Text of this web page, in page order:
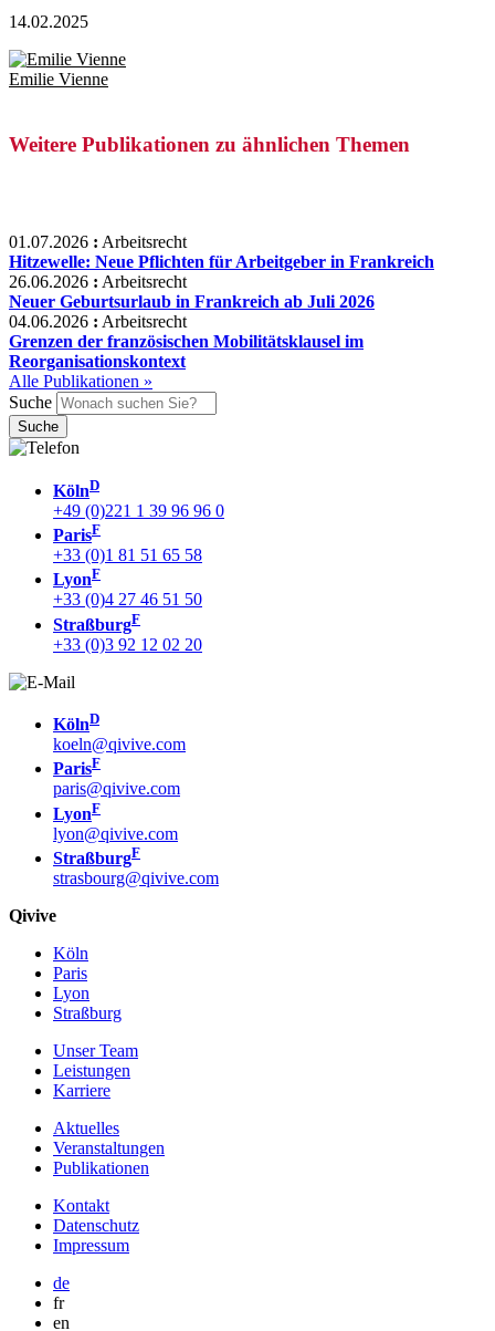
14.02.2025
Emilie Vienne
Weitere Publikationen zu ähnlichen Themen
01.07.2026 : Arbeitsrecht
Hitzewelle: Neue Pflichten für Arbeitgeber in Frankreich
26.06.2026 : Arbeitsrecht
Neuer Geburtsurlaub in Frankreich ab Juli 2026
04.06.2026 : Arbeitsrecht
Grenzen der französischen Mobilitätsklausel im
Reorganisationskontext
Alle Publikationen »
Suche
KölnD
+49 (0)221 1 39 96 96 0
ParisF
+33 (0)1 81 51 65 58
LyonF
+33 (0)4 27 46 51 50
StraßburgF
+33 (0)3 92 12 02 20
KölnD
koeln@qivive.com
ParisF
paris@qivive.com
LyonF
lyon@qivive.com
StraßburgF
strasbourg@qivive.com
Qivive
Köln
Paris
Lyon
Straßburg
Unser Team
Leistungen
Karriere
Aktuelles
Veranstaltungen
Publikationen
Kontakt
Datenschutz
Impressum
de
fr
en